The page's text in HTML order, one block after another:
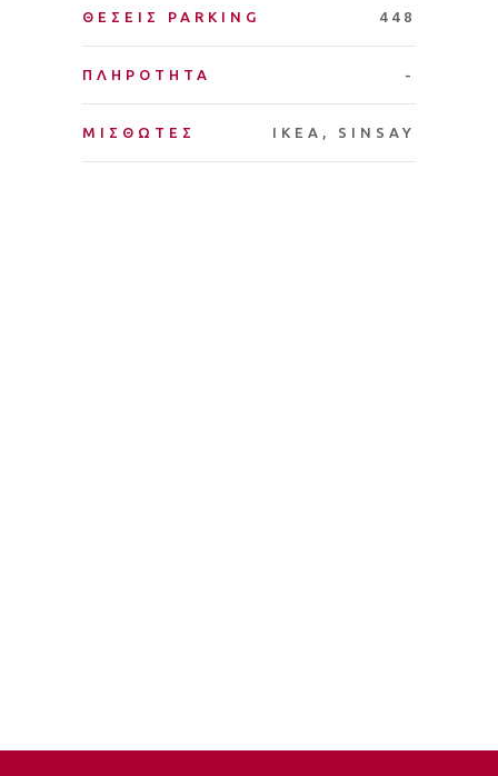
ΘΕΣΕΙΣ PARKING 448
ΠΛΗΡΟΤΗΤΑ -
ΜΙΣΘΩΤΕΣ IKEA, SINSAY